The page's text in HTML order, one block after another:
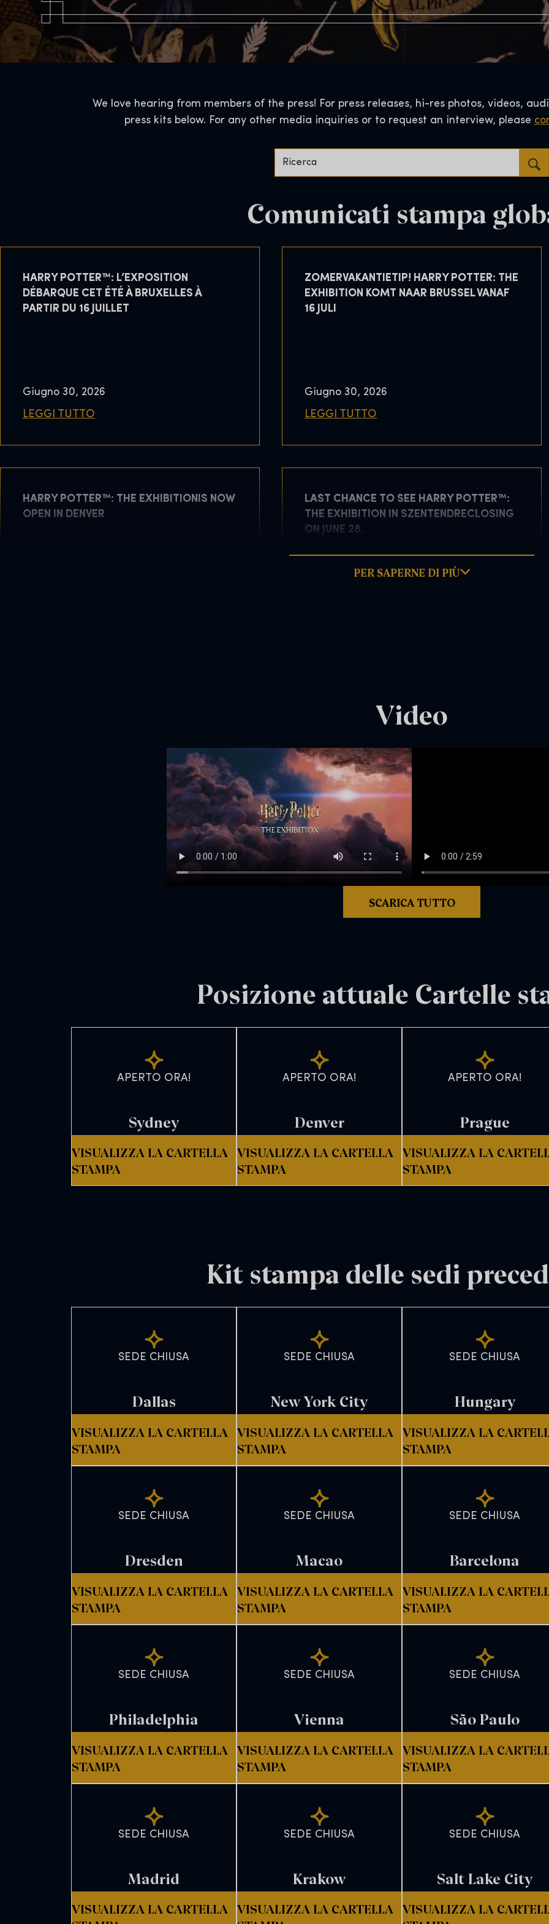
We love hearing from members of the press! For press releases, hi-res photos, videos,
press kits below. For any other media inquiries or to request an interview, please
Comunicati stampa
HARRY POTTER™: L’EXPOSITION
DÉBARQUE CET ÉTÉ À BRUXELLES À
PARTIR DU 16 JUILLET
Giugno 30, 2026
LEGGI TUTTO
ZOMERVAKANTIETIP! HARRY POTTER: THE
EXHIBITION KOMT NAAR BRUSSEL VANAF
16 JULI
Giugno 30, 2026
LEGGI TUTTO
HARRY POTTER™: THE EXHIBITIONIS NOW
OPEN IN DENVER
LAST CHANCE TO SEE HARRY POTTER™:
THE EXHIBITION IN SZENTENDRECLOSING
ON JUNE 28.
PER SAPERNE DI PIÙ
SCARICA TUTTO
Video
Posizione attuale Cartelle
APERTO ORA!
Sydney
VISUALIZZA LA CARTELLA
STAMPA
APERTO ORA!
Denver
VISUALIZZA LA CARTELLA
STAMPA
APERTO ORA!
Prague
VISUALIZZA LA
STAMPA
Kit stampa delle sedi
SEDE CHIUSA
Dallas
VISUALIZZA LA CARTELLA
STAMPA
SEDE CHIUSA
New York City
VISUALIZZA LA CARTELLA
STAMPA
SEDE CHIUSA
Hungary
VISUALIZZA LA
STAMPA
SEDE CHIUSA
Dresden
VISUALIZZA LA CARTELLA
STAMPA
SEDE CHIUSA
Macao
VISUALIZZA LA CARTELLA
STAMPA
SEDE CHIUSA
Barcelona
VISUALIZZA LA
STAMPA
SEDE CHIUSA
Philadelphia
VISUALIZZA LA CARTELLA
STAMPA
SEDE CHIUSA
Vienna
VISUALIZZA LA CARTELLA
STAMPA
SEDE CHIUSA
São Paulo
VISUALIZZA LA
STAMPA
SEDE CHIUSA
Madrid
VISUALIZZA LA CARTELLA
SEDE CHIUSA
Krakow
VISUALIZZA LA CARTELLA
SEDE CHIUSA
Salt Lake City
VISUALIZZA LA